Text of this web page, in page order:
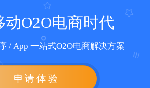
动O2O电商时代
/ App 一站式O2O电商解决方案
申请体验